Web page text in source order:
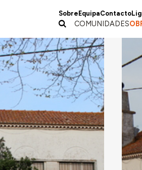
Sobre EquipaContacto
COMUNIDADES